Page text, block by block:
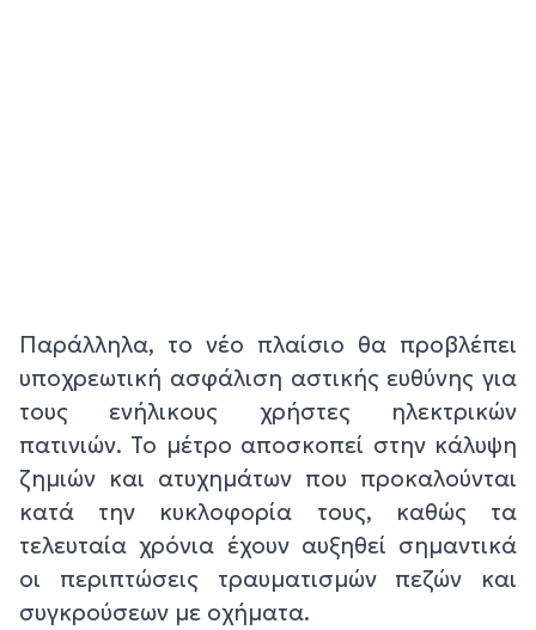
Παράλληλα, το νέο πλαίσιο θα προβλέπει
υποχρεωτική ασφάλιση αστικής ευθύνης για
τους ενήλικους χρήστες ηλεκτρικών
πατινιών. Το μέτρο αποσκοπεί στην κάλυψη
ζημιών και ατυχημάτων που προκαλούνται
κατά την κυκλοφορία τους, καθώς τα
τελευταία χρόνια έχουν αυξηθεί σημαντικά
οι περιπτώσεις τραυματισμών πεζών και
συγκρούσεων με οχήματα.